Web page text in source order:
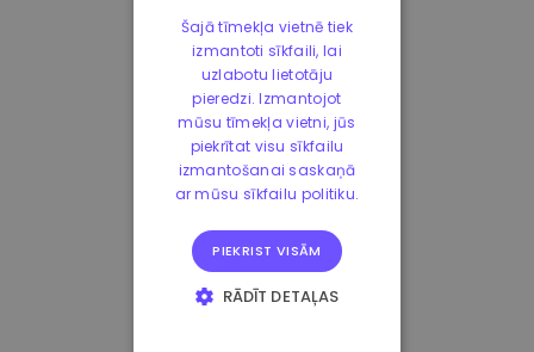
Šajā tīmekļa vietnē tiek
izmantoti sīkfaili, lai
uzlabotu lietotāju
pieredzi. Izmantojot
mūsu tīmekļa vietni, jūs
piekrītat visu sīkfailu
izmantošanai saskaņā
ar mūsu sīkfailu politiku.
PIEKRIST VISĀM
RĀDĪT DETAĻAS